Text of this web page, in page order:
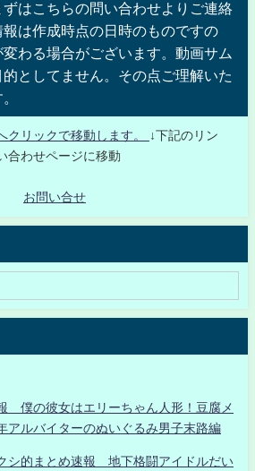
はこちらの問い合わせよりご連絡
は作成時点の日時のものですの
わる場合がございます。動画サム
としてません。その点ご理解いた
クリックで移動します。
↓下記のリン
合わせページに移動
お問い合せ
僕の彼女はエリーちゃん人形！豆腐メ
アルバイターのぬいぐるみ男子末路編
シ的まとめ速報 地下格闘アイドルだい